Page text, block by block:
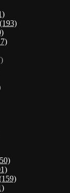
(193)